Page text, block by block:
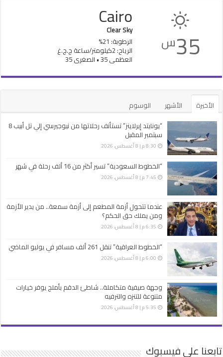
35س
Cairo
Clear Sky
الرطوبة: 21%
الرياح: 2كيلومتر/ساعة ج.ج.غ
العظمى 35 • الصغرى 35
الأخيرة الأشهر
الوسوم
“يونايتد إيرلاينز” تستأنف رحلاتها من نيوجيرسي إلي تل أبيب 8
سبتمبر المقبل
8:30 م | 8 أغسطس، 2026
“الخطوط السعودية” تسير أكثر من 16 ألف رحلة في شهر
7:45 م | 8 أغسطس، 2026
عندما تتحول أزمة المطعم إلى أزمة سمعة.. من يدير الأزمة
ومن يملك حق الحكم؟
6:35 م | 8 أغسطس، 2026
“الخطوط العراقية” تنقل 261 ألف مسافر في يوليو الماضي
6:00 م | 8 أغسطس، 2026
وجهة صيفية متكاملة.. شاطئ الدقم بأملج يوفر خيارات
متنوعة للتنزه والترفيه
5:35 م | 8 أغسطس، 2026
تابعنا على فيسبوك